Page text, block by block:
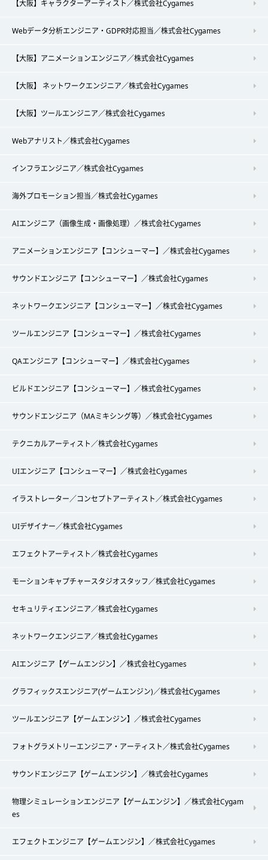
【大阪】キャラクターアーティスト／株式会社Cygames
Webデータ分析エンジニア・GDPR対応担当／株式会社Cygames
【大阪】アニメーションエンジニア／株式会社Cygames
【大阪】 ネットワークエンジニア／株式会社Cygames
【大阪】ツールエンジニア／株式会社Cygames
Webアナリスト／株式会社Cygames
インフラエンジニア／株式会社Cygames
海外プロモーション担当／株式会社Cygames
AIエンジニア（画像生成・画像処理）／株式会社Cygames
アニメーションエンジニア【コンシューマー】／株式会社Cygames
サウンドエンジニア【コンシューマー】／株式会社Cygames
ネットワークエンジニア【コンシューマー】／株式会社Cygames
ツールエンジニア【コンシューマー】／株式会社Cygames
QAエンジニア【コンシューマー】／株式会社Cygames
ビルドエンジニア【コンシューマー】／株式会社Cygames
サウンドエンジニア（MAミキシング等）／株式会社Cygames
テクニカルアーティスト／株式会社Cygames
UIエンジニア【コンシューマー】／株式会社Cygames
イラストレーター／コンセプトアーティスト／株式会社Cygames
UIデザイナー／株式会社Cygames
エフェクトアーティスト／株式会社Cygames
モーションキャプチャースタジオスタッフ／株式会社Cygames
セキュリティエンジニア／株式会社Cygames
ネットワークエンジニア／株式会社Cygames
AIエンジニア【ゲームエンジン】／株式会社Cygames
グラフィックスエンジニア(ゲームエンジン)／株式会社Cygames
ツールエンジニア【ゲームエンジン】／株式会社Cygames
フォトグラメトリーエンジニア・アーティスト／株式会社Cygames
サウンドエンジニア【ゲームエンジン】／株式会社Cygames
物理シミュレーションエンジニア【ゲームエンジン】／株式会社Cygam
es
エフェクトエンジニア【ゲームエンジン】／株式会社Cygames